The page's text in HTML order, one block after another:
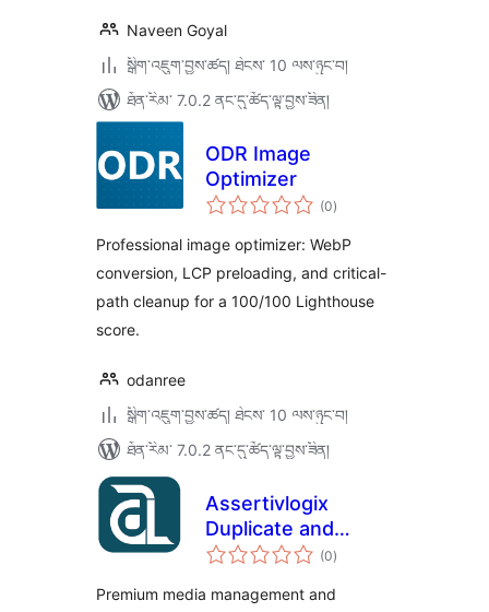
Naveen Goyal
སྒྲིག་འཇུག་བྱས་ཚད། ཐེངས་ 10 ལས་ཉུང་བ།
ཐོན་རིམ་ 7.0.2 ནང་དུ་ཚོད་ལྟ་བྱས་ཟིན།
ODR Image
Optimizer
(0གདེང་
འཇོག་
ཚང་།
)
Professional image optimizer: WebP
conversion, LCP preloading, and critical-
path cleanup for a 100/100 Lighthouse
score.
odanree
སྒྲིག་འཇུག་བྱས་ཚད། ཐེངས་ 10 ལས་ཉུང་བ།
ཐོན་རིམ་ 7.0.2 ནང་དུ་ཚོད་ལྟ་བྱས་ཟིན།
Assertivlogix
Duplicate and
Unused Media
(0གདེང་
འཇོག་
ཚང་།
)
Premium media management and